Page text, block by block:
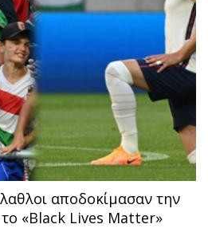
αποδοκίμασαν την
το «Black Lives Matter»